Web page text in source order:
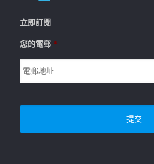
立即訂閱
您的電郵 *